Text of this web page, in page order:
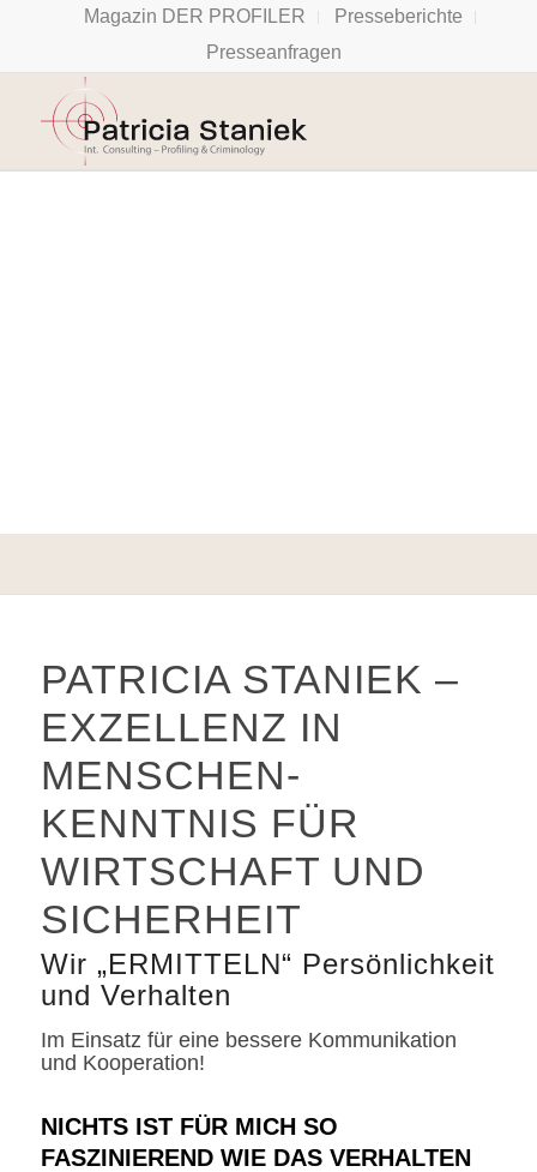
Magazin DER PROFILER
Presseberichte
Presseanfragen
Mag. Gernot Rohrhofer,
CERTIFIED PROFILER
Ausbildung
PATRICIA STANIEK –
EXZELLENZ IN
MENSCHEN­
KENNTNIS FÜR
WIRTSCHAFT UND
SICHERHEIT
Wir „ERMITTELN“ Persönlichkeit
und Verhalten
Im Einsatz für eine bessere Kommunikation
und Kooperation!
NICHTS IST FÜR MICH SO
FASZINIEREND WIE DAS VERHALTEN